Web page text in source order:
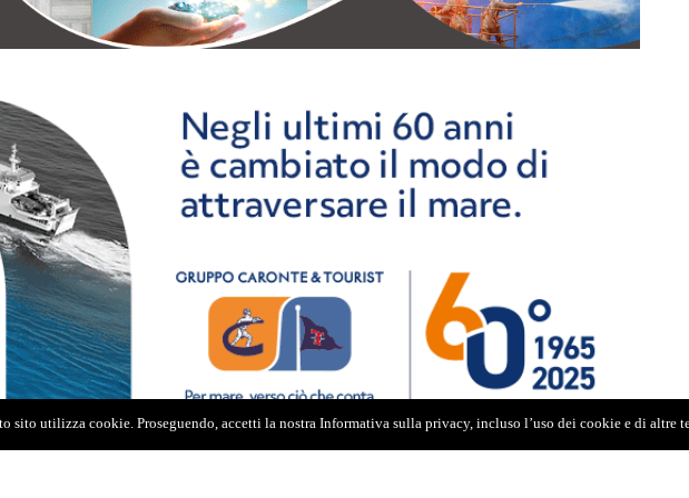
sito utilizza cookie. Proseguendo, accetti la nostra Informativa sulla privacy, incluso l’uso dei cookie e di altre